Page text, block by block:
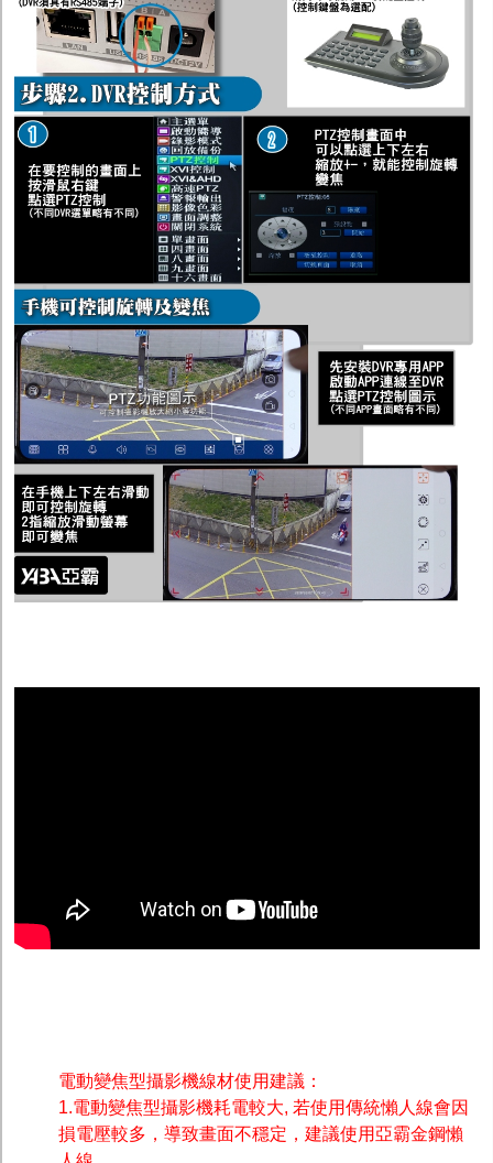
電動變焦型攝影機線材使用建議：
1.電動變焦型攝影機耗電較大, 若使用傳統懶人線會因
損電壓較多，導致畫面不穩定，建議使用亞霸金鋼懶